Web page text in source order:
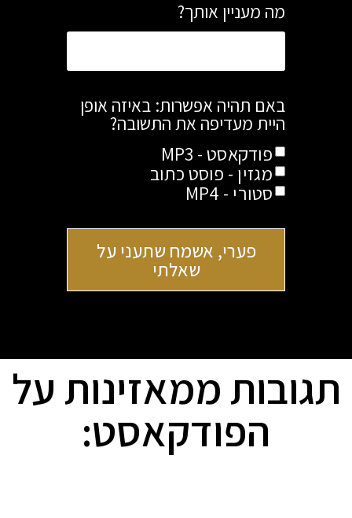
מה מעניין אותך?
באם תהיה אפשרות: באיזה אופן
היית מעדיפה את התשובה?
פודקאסט - MP3
מגזין - פוסט כתוב
סטורי - MP4
פערי, אשמח שתעני על
שאלתי
תגובות ממאזינות על
הפודקאסט: